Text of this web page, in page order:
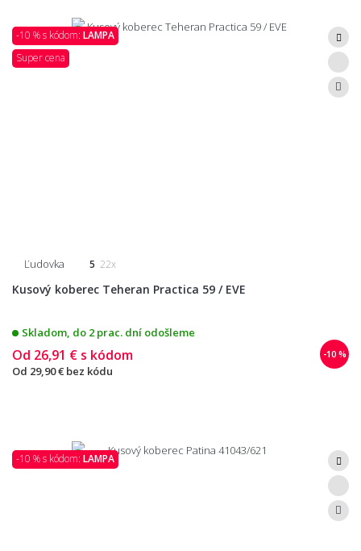
-10 % s kódom: LAMPA
Super cena
Ľudovka 5 22x
Kusový koberec Teheran Practica 59 / EVE
Skladom, do 2 prac. dní odošleme
-10 %
Od 26,91 € s kódom
Od 29,90 € bez kódu
-10 % s kódom: LAMPA